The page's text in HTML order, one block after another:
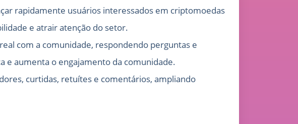
rapidamente usuários interessados em criptomoedas
e atrair atenção do setor.
com a comunidade, respondendo perguntas e
e aumenta o engajamento da comunidade.
curtidas, retuítes e comentários, ampliando